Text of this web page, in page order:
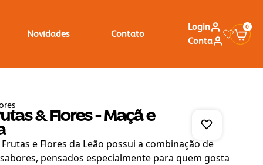
Novidades Contato
Login
Conta
0
& Flores - Maçã e
e Flores da Leão possui a combinação de
pensados especialmente para quem gosta